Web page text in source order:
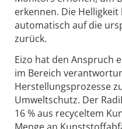
erkennen. Die
automatisch auf die
zurück.
Eizo hat den Anspruch
im Bereich
Herstellungsprozesse
Umweltschutz. Der
16 % aus recyceltem